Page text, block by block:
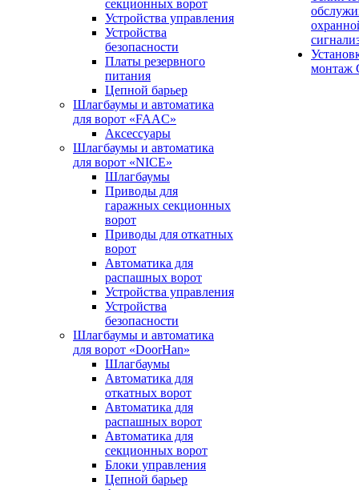
секционных ворот
Устройства управления
Устройства
безопасности
Платы резервного
питания
Цепной барьер
Шлагбаумы и автоматика
для ворот «FAAC»
Аксессуары
Шлагбаумы и автоматика
для ворот «NICE»
Шлагбаумы
Приводы для
гаражных секционных
ворот
Приводы для откатных
ворот
Автоматика для
распашных ворот
Устройства управления
Устройства
безопасности
Шлагбаумы и автоматика
для ворот «DoorHan»
Шлагбаумы
Автоматика для
откатных ворот
Автоматика для
распашных ворот
Автоматика для
секционных ворот
Блоки управления
Цепной барьер
монтаж